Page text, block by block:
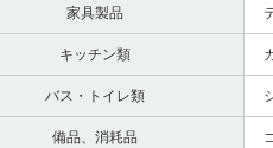
家具製品
キッチン類
バス・トイレ類
備品、消耗品